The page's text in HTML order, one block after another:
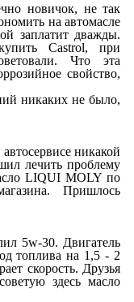
новичок, не так
на автомасле
заплатит дважды.
Castrol, при
Что эта
свойство,
никаких не было,
никакой
лечить проблему
LIQUI MOLY по
Пришлось
5w-30. Двигатель
топлива на 1,5 - 2
скорость. Друзья
здесь масло